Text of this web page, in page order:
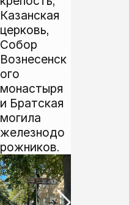
Казанская
церковь,
Собор
Вознесенск
ого
монастыря
и Братская
могила
железнодо
рожников.